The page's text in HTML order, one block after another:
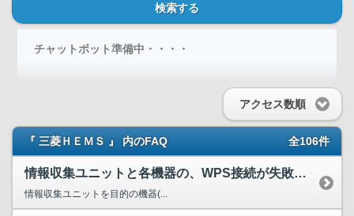
検索する
チャットボット準備中・・・・
アクセス数順
『 三菱ＨＥＭＳ 』 内のFAQ 全106件
情報収集ユニットと各機器の、WPS接続が失敗します。
情報収集ユニットを目的の機器(...